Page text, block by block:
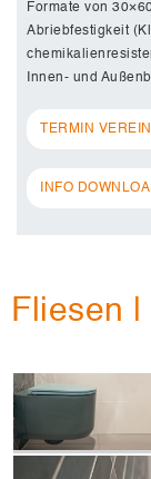
Formate von
Abriebfestigkeit
Innen- und
TERMIN
INFO
Fliesen